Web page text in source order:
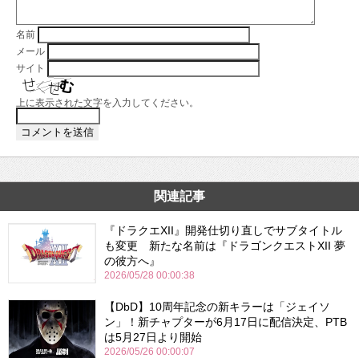
名前
メール
サイト
上に表示された文字を入力してください。
関連記事
『ドラクエXII』開発仕切り直しでサブタイトル
も変更 新たな名前は『ドラゴンクエストXII 夢
の彼方へ』
2026/05/28 00:00:38
【DbD】10周年記念の新キラーは「ジェイソ
ン」！新チャプターが6月17日に配信決定、PTB
は5月27日より開始
2026/05/26 00:00:07